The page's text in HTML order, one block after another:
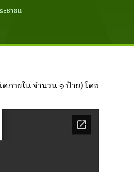
ะชาชน
ายใน จำนวน ๑ ป้าย) โดย